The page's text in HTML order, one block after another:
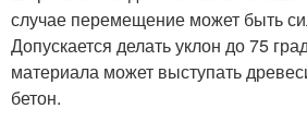
случае перемещение может быть
Допускается делать уклон до 75
материала может выступать
бетон.